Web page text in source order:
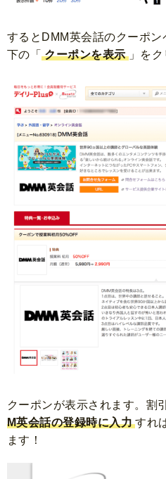
するとDMM英会話のクーポン
下の「 クーポンを表示 」をク
クーポンが表示されます。 割
M英会話の登録時に入力 すれ
ます！